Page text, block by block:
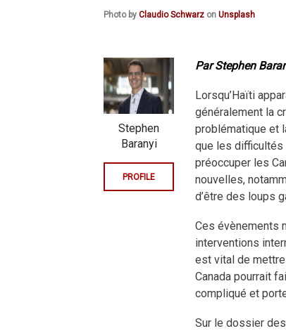
Photo by Claudio Schwarz on Unsplash
Par Stephen
Lorsqu’Haïti
généralement la
problématique et
que les difficultés
préoccuper les
nouvelles,
d’être des loups
Ces évènements
interventions
est vital de
Canada pourrait
compliqué et
Sur le dossier
Stephen
Baranyi
PROFILE